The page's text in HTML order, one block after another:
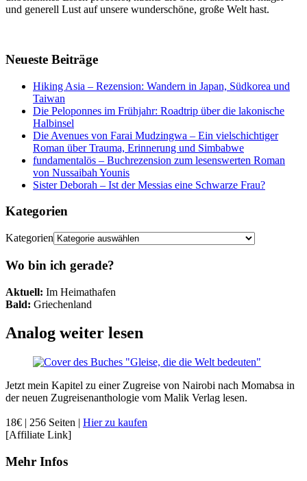
und generell Lust auf unsere wunderschöne, große Welt hast.
Neueste Beiträge
Hiking Asia – Rezension: Wandern in Japan, Südkorea und
Taiwan
Die Peloponnes im Frühjahr: Roadtrip über die lakonische
Halbinsel
Die Avenues von Farai Mudzingwa – Ein vielschichtiger
Roman über Trauma, Erinnerung und Simbabwe
fundamentalös – Buchrezension zum lesenswerten Roman
von Nussaibah Younis
Sister Deborah – Ist der Messias eine Schwarze Frau?
Kategorien
Kategorien
Wo bin ich gerade?
Aktuell: Im Heimathafen
Bald: Griechenland
Analog weiter lesen
Jetzt mein Kapitel zu einer Zugreise von Nairobi nach Momabsa in
der neuen Zugreisenanthologie vom Malik Verlag lesen.
18€ | 256 Seiten | Hier zu kaufen
[Affiliate Link]
Mehr Infos